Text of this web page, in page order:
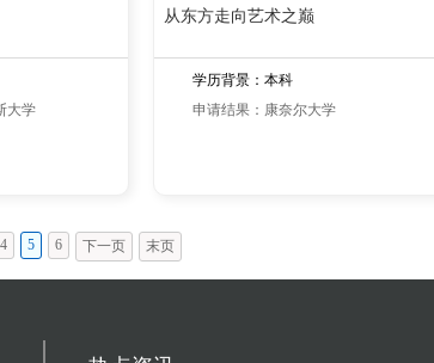
大学
从东方走向艺术之巅
学历背景：本科
申请结果：康奈尔大学
末页
下一页
6
5
4